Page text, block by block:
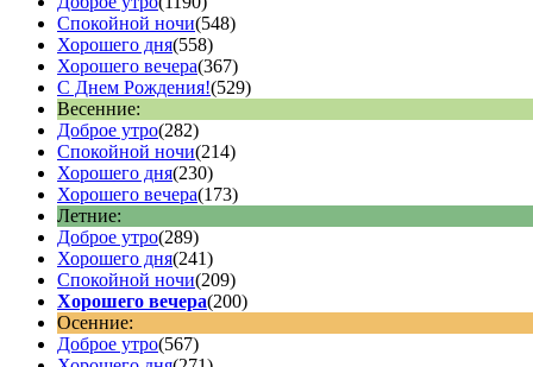
Спокойной ночи(548)
Хорошего дня(558)
Хорошего вечера(367)
С Днем Рождения!(529)
Весенние:
Доброе утро(282)
Спокойной ночи(214)
Хорошего дня(230)
Хорошего вечера(173)
Летние:
Доброе утро(289)
Хорошего дня(241)
Спокойной ночи(209)
Хорошего вечера(200)
Осенние:
Доброе утро(567)